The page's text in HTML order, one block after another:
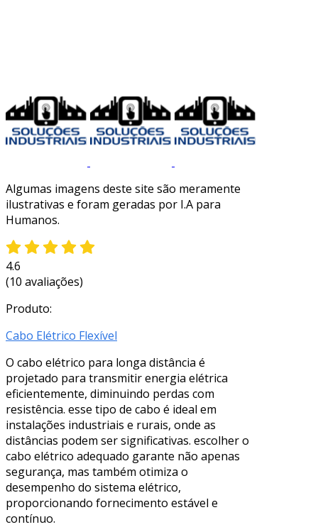
Algumas imagens deste site são meramente
ilustrativas e foram geradas por I.A para
Humanos.
4.6
(10 avaliações)
Produto:
Cabo Elétrico Flexível
O cabo elétrico para longa distância é
projetado para transmitir energia elétrica
eficientemente, diminuindo perdas com
resistência. esse tipo de cabo é ideal em
instalações industriais e rurais, onde as
distâncias podem ser significativas. escolher o
cabo elétrico adequado garante não apenas
segurança, mas também otimiza o
desempenho do sistema elétrico,
proporcionando fornecimento estável e
contínuo.